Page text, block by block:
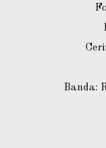
Banda: